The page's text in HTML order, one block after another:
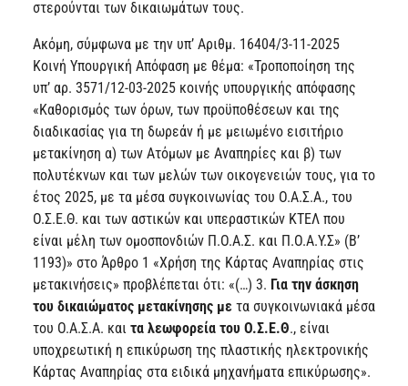
στερούνται των δικαιωμάτων τους.
Ακόμη, σύμφωνα με την υπ’ Αριθμ. 16404/3-11-2025
Κοινή Υπουργική Απόφαση με θέμα: «Τροποποίηση της
υπ’ αρ. 3571/12-03-2025 κοινής υπουργικής απόφασης
«Καθορισμός των όρων, των προϋποθέσεων και της
διαδικασίας για τη δωρεάν ή με μειωμένο εισιτήριο
μετακίνηση α) των Ατόμων με Αναπηρίες και β) των
πολυτέκνων και των μελών των οικογενειών τους, για τo
έτος 2025, με τα μέσα συγκοινωνίας του Ο.Α.Σ.Α., του
Ο.Σ.Ε.Θ. και των αστικών και υπεραστικών ΚΤΕΛ που
είναι μέλη των ομοσπονδιών Π.Ο.Α.Σ. και Π.Ο.Α.Υ.Σ» (Β’
1193)» στο Άρθρο 1 «Χρήση της Κάρτας Αναπηρίας στις
μετακινήσεις» προβλέπεται ότι: «(…) 3. Για την άσκηση
του δικαιώματος μετακίνησης με τα συγκοινωνιακά μέσα
του Ο.Α.Σ.Α. και τα λεωφορεία του Ο.Σ.Ε.Θ., είναι
υποχρεωτική η επικύρωση της πλαστικής ηλεκτρονικής
Κάρτας Αναπηρίας στα ειδικά μηχανήματα επικύρωσης».